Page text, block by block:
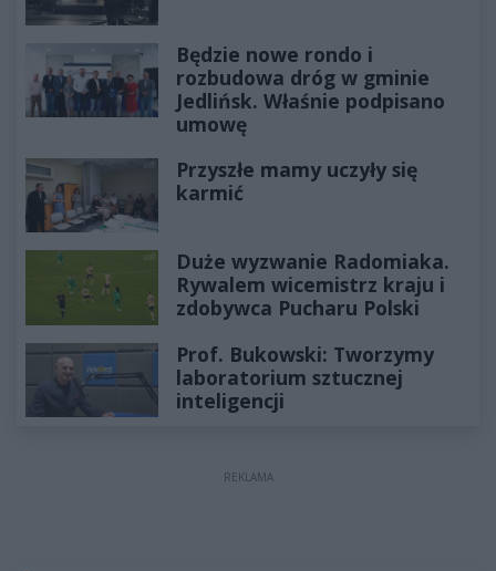
Będzie nowe rondo i
rozbudowa dróg w gminie
Jedlińsk. Właśnie podpisano
umowę
Przyszłe mamy uczyły się
karmić
Duże wyzwanie Radomiaka.
Rywalem wicemistrz kraju i
zdobywca Pucharu Polski
Prof. Bukowski: Tworzymy
laboratorium sztucznej
inteligencji
REKLAMA